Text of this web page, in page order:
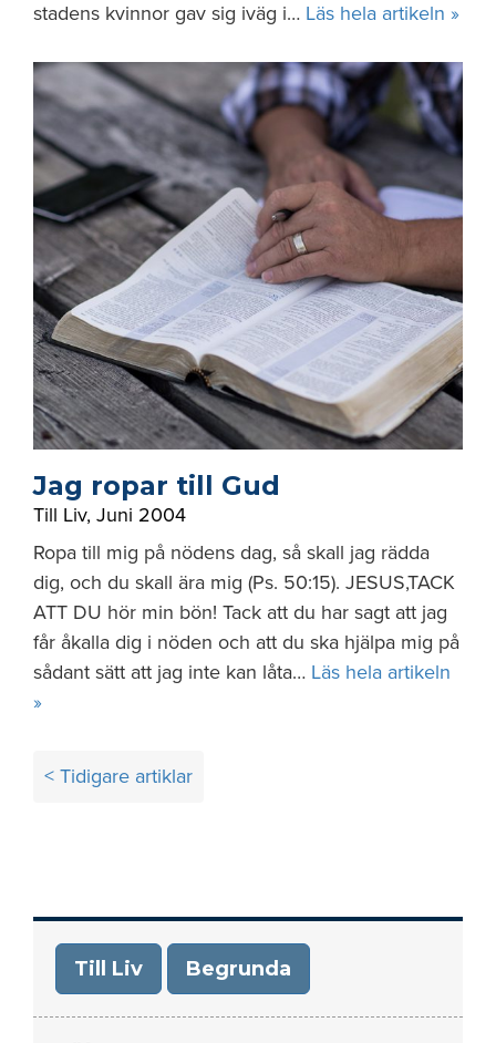
stadens kvinnor gav sig iväg i… Läs hela artikeln »
Jag ropar till Gud
Till Liv, Juni 2004
Ropa till mig på nödens dag, så skall jag rädda
dig, och du skall ära mig (Ps. 50:15). JESUS,TACK
ATT DU hör min bön! Tack att du har sagt att jag
får åkalla dig i nöden och att du ska hjälpa mig på
sådant sätt att jag inte kan låta… Läs hela artikeln
»
Inläggsnavigering
< Tidigare artiklar
Till Liv Begrunda